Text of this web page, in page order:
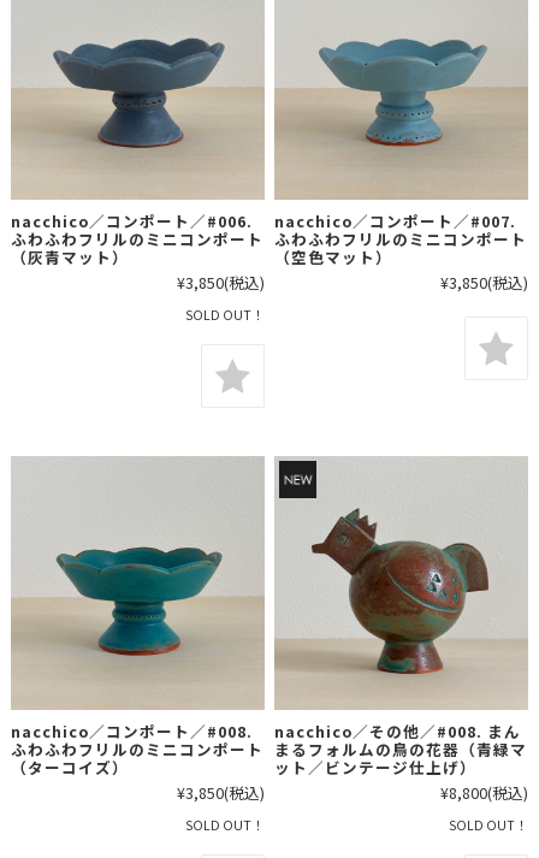
nacchico／コンポート／#006.
ふわふわフリルのミニコンポート
（灰青マット）
¥3,850(税込)
SOLD OUT！
nacchico／コンポート／#007.
ふわふわフリルのミニコンポート
（空色マット）
¥3,850(税込)
nacchico／コンポート／#008.
ふわふわフリルのミニコンポート
（ターコイズ）
¥3,850(税込)
SOLD OUT！
nacchico／その他／#008. まん
まるフォルムの鳥の花器（青緑マ
ット／ビンテージ仕上げ）
¥8,800(税込)
SOLD OUT！